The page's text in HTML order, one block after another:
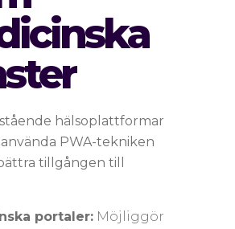
hälsoplattformar
PWA-tekniken
tillgången till
portaler: Möjliggör